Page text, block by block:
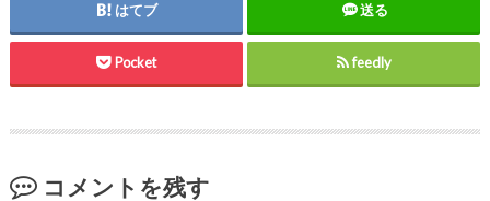
はてブ 送る
Pocket feedly
コメントを残す